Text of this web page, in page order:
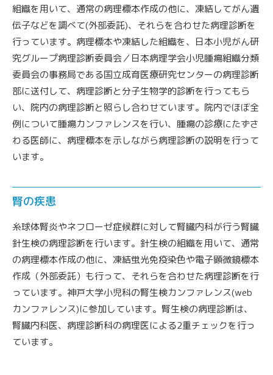
組織を用いて、通常の病理標本作成の他に、凍結してがん遺
伝子などを調べて(外部委託)、それらを合わせた病理診断を
行っています。病理標本や凍結した組織を、日本小児がん研
究グループ病理診断委員会／日本病理学会小児腫瘍組織分類
委員会の事務局である国立成育医療研究センターの病理診断
部に送付して、病理診断と分子生物学的診断を行ってもら
い、院内の病理診断と照らし合わせています。院内でほぼ全
例について腫瘍カンファレンスを行い、腫瘍の診療にたずさ
わる医師に、病理標本を示しながら病理診断の説明を行って
います。
腎の疾患
糸球体腎炎やネフローゼ症候群に対して腎臓内科が行う腎臓
針生検の病理診断を行います。針生検の組織を用いて、通常
の病理標本作成の他に、凍結蛍光免疫染色や電子顕微鏡標本
作成（外部委託）も行って、それらを合わせた病理診断を行
っています。神戸大学小児科の腎生検カンファレンス(web
カンファレンス)に参加しています。腎生検の病理診断は、
腎臓内科医、病理診断科の病理医による2重チェックを行っ
ています。